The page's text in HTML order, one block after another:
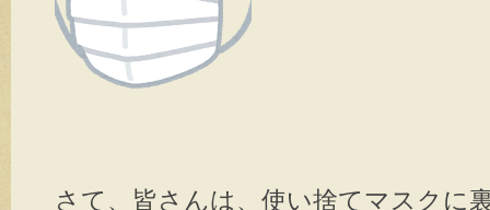
さて、皆さんは、使い捨てマスクに